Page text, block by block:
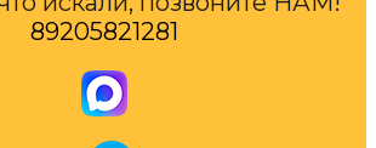
89205821281